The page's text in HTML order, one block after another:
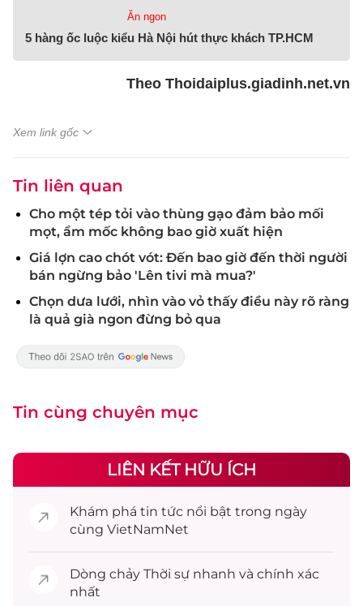
Ăn ngon
5 hàng ốc luộc kiểu Hà Nội hút thực khách TP.HCM
Theo Thoidaiplus.giadinh.net.vn
Xem link gốc
Tin liên quan
Cho một tép tỏi vào thùng gạo đảm bảo mối
mọt, ẩm mốc không bao giờ xuất hiện
Giá lợn cao chót vót: Đến bao giờ đến thời người
bán ngừng bảo 'Lên tivi mà mua?'
Chọn dưa lưới, nhìn vào vỏ thấy điều này rõ ràng
là quả già ngon đừng bỏ qua
Tin cùng chuyên mục
LIÊN KẾT HỮU ÍCH
Khám phá tin tức nổi bật trong ngày
cùng VietNamNet
Dòng chảy Thời sự nhanh và chính xác
nhất